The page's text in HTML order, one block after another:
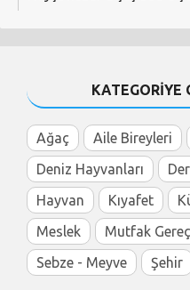
KATEGORİYE
Ağaç Aile Bireyleri
Deniz Hayvanları
Hayvan
Kıyafet
Meslek
Mutfak
Sebze - Meyve
Şehir